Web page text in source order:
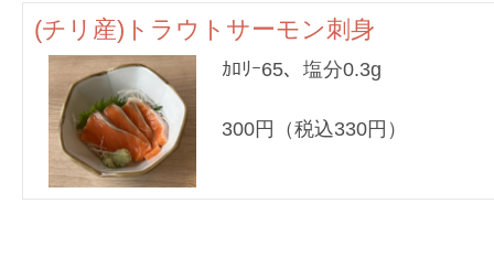
(チリ産)トラウトサーモン刺身
ｶﾛﾘｰ65、塩分0.3g
300円（税込330円）